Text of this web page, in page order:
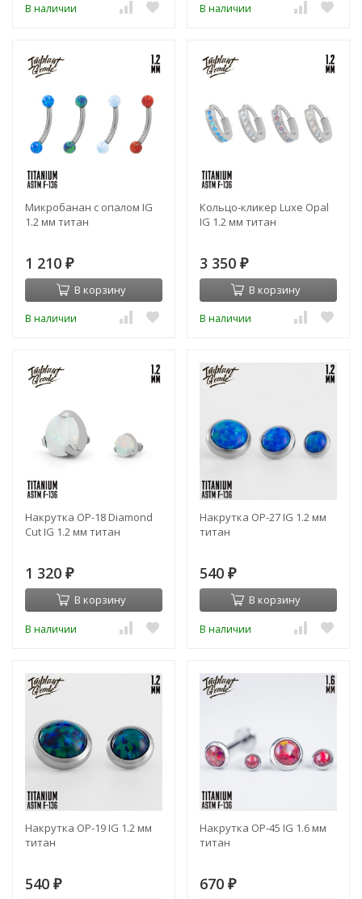
В наличии В наличии
Микробанан с опалом IG
1.2 мм титан
1 210 ₽
В корзину
В наличии
Кольцо-кликер Luxe Opal
IG 1.2 мм титан
3 350 ₽
В корзину
В наличии
Накрутка OP-18 Diamond
Cut IG 1.2 мм титан
1 320 ₽
В корзину
В наличии
Накрутка OP-27 IG 1.2 мм
титан
540 ₽
В корзину
В наличии
Накрутка OP-19 IG 1.2 мм
титан
540 ₽
Накрутка OP-45 IG 1.6 мм
титан
670 ₽